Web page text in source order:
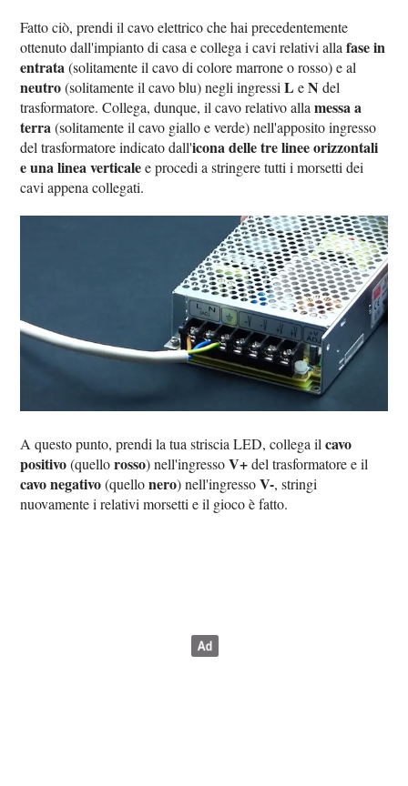
Fatto ciò, prendi il cavo elettrico che hai precedentemente
ottenuto dall'impianto di casa e collega i cavi relativi allafase in
entrata (solitamente il cavo di colore marrone o rosso) e al
neutro(solitamente il cavo blu) negli ingressiL eN del
trasformatore. Collega, dunque, il cavo relativo allamessa a
terra (solitamente il cavo giallo e verde) nell'apposito ingresso
del trasformatore indicato dall'icona delle tre linee orizzontali
e una linea verticalee procedi a stringere tutti i morsetti dei
cavi appena collegati.
A questo punto, prendi la tua striscia LED, collega ilcavo
positivo(quellorosso) nell'ingressoV+del trasformatore e il
cavo negativo(quellonero) nell'ingressoV-, stringi
nuovamente i relativi morsetti e il gioco è fatto.